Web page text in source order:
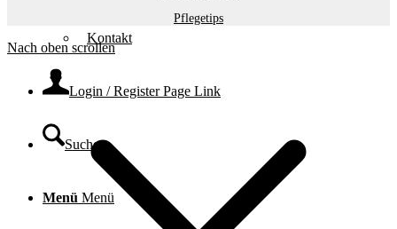
Kontakt
Login / Register Page Link
Suche
Menü Menü
Pflegetips
Nach oben scrollen